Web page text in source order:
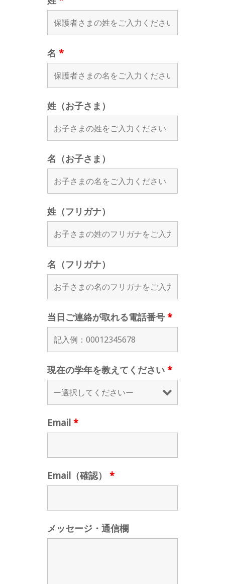
名 *
姓（お子さま）
名（お子さま）
姓（フリガナ）
名（フリガナ）
当日ご連絡が取れる電話番号 *
現在の学年を教えてください *
Email *
Email（確認） *
メッセージ・通信欄